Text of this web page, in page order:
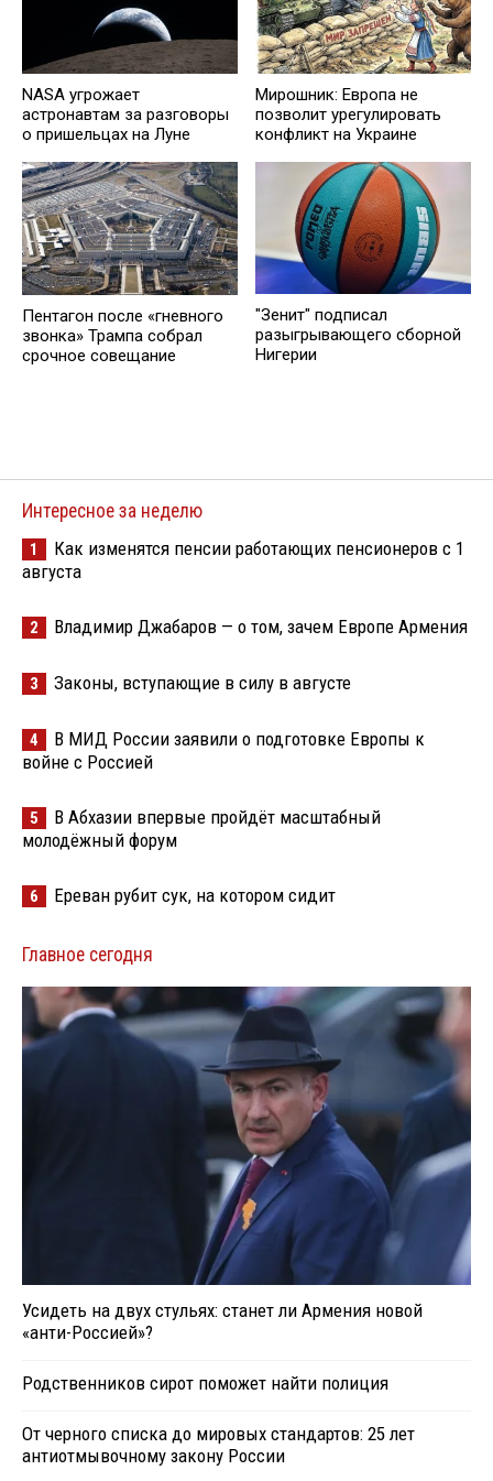
NASA угрожает
астронавтам за разговоры
о пришельцах на Луне
Мирошник: Европа не
позволит урегулировать
конфликт на Украине
Пентагон после «гневного
звонка» Трампа собрал
срочное совещание
"Зенит" подписал
разыгрывающего сборной
Нигерии
Интересное за неделю
1
Как изменятся пенсии работающих пенсионеров с 1
августа
2 Владимир Джабаров — о том, зачем Европе Армения
3 Законы, вступающие в силу в августе
4
В МИД России заявили о подготовке Европы к
войне с Россией
5
В Абхазии впервые пройдёт масштабный
молодёжный форум
6 Ереван рубит сук, на котором сидит
Главное сегодня
Усидеть на двух стульях: станет ли Армения новой
«анти-Россией»?
Родственников сирот поможет найти полиция
От черного списка до мировых стандартов: 25 лет
антиотмывочному закону России